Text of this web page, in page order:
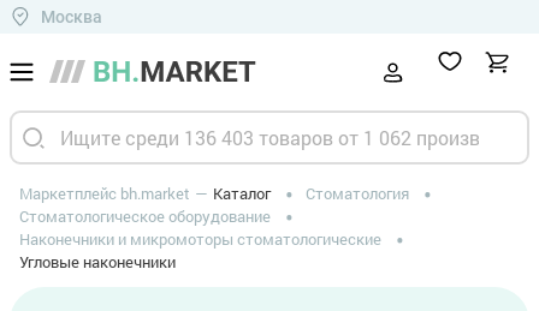
Москва
Маркетплейс bh.market Каталог
Стоматология
Стоматологическое оборудование
Наконечники и микромоторы стоматологические
Угловые наконечники